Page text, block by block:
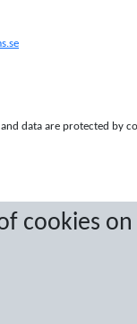
cookies
and data are protected